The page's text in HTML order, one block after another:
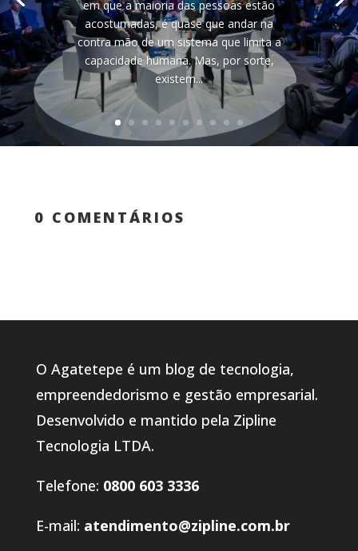
em que a maioria das pessoas estão
acostumadas, é quase que andar na
contra mão de um sistema que limita a
capacidade humana. Mas, por sorte,
existem...
0 COMENTÁRIOS
O Agatetepe é um blog de tecnologia,
empreendedorismo e gestão empresarial.
Desenvolvido e mantido pela Zipline
Tecnologia LTDA.
Telefone: 0800 603 3336
E-mail: atendimento@zipline.com.br